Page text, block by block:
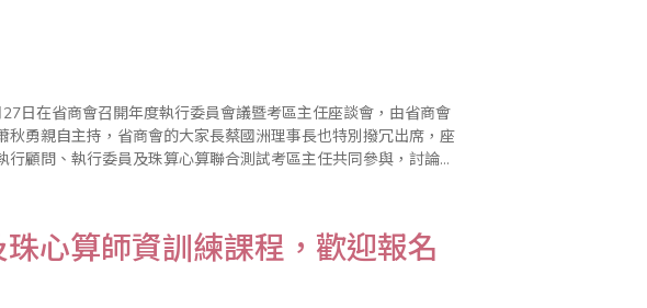
日在省商會召開年度執行委員會議暨考區主任座談會，由省商會
秋勇親自主持，省商會的大家長蔡國洲理事長也特別撥冗出席，座
行顧問、執行委員及珠算心算聯合測試考區主任共同參與，討論
心算師資訓練課程，歡迎報名